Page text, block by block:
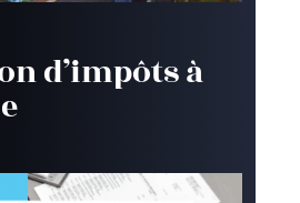
d’impôts à